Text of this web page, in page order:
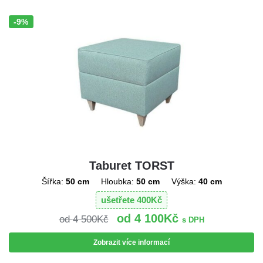
Sleva!
-9%
Taburet TORST
Šířka: 50 cm Hloubka: 50 cm Výška: 40 cm
ušetřete 400Kč
4 500Kč 4 100Kč s DPH
Zobrazit více informací